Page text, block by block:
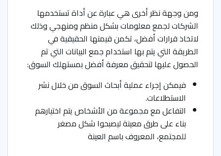
ومن وجهة نظر أخرى هي عبارة عن أداة تستخدمها
الشركات لجمع معلومات بشكل منظم ومنهجي وذلك
لاتخاذ قرارات أفضل، تكمن قيمتها الحقيقية في
الطريقة التي يتم بها استخدام جمع البيانات التي تم
الحصول عليها لتحقيق معرفة أفضل بمستهلك السوق:
فيمكن إجراء عملية أبحاث السوق من خلال نشر
الاستطلاعات.
التفاعل مع مجموعة من الأشخاص يتم اختيارهم
بناء على طرق معينة ليصبحوا شكل مصغر
للمجتمع، المعروف باسم العينة